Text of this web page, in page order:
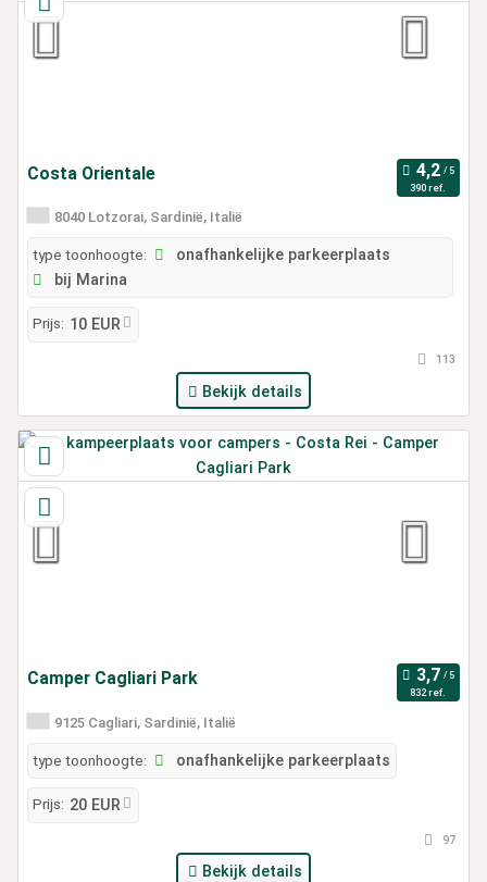
Costa Orientale
390 ref.
8040 Lotzorai, Sardinië, Italië
type toonhoogte:
onafhankelijke parkeerplaats
bij Marina
Prijs: 10 EUR
113
Bekijk details
Camper Cagliari Park
832 ref.
9125 Cagliari, Sardinië, Italië
type toonhoogte: onafhankelijke parkeerplaats
Prijs: 20 EUR
97
Bekijk details